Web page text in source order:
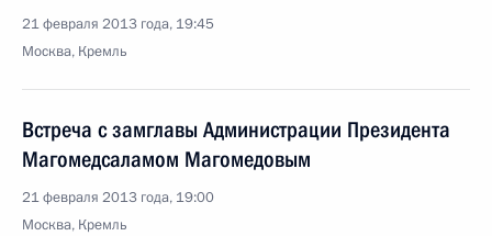
21 февраля 2013 года, 19:45
Москва, Кремль
Встреча с замглавы Администрации Президента
Магомедсаламом Магомедовым
21 февраля 2013 года, 19:00
Москва, Кремль